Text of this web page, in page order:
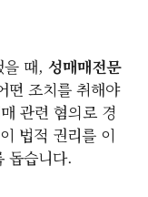
때, 성매매전문
떤 조치를 취해야
관련 혐의로 경
법적 권리를 이
돕습니다.